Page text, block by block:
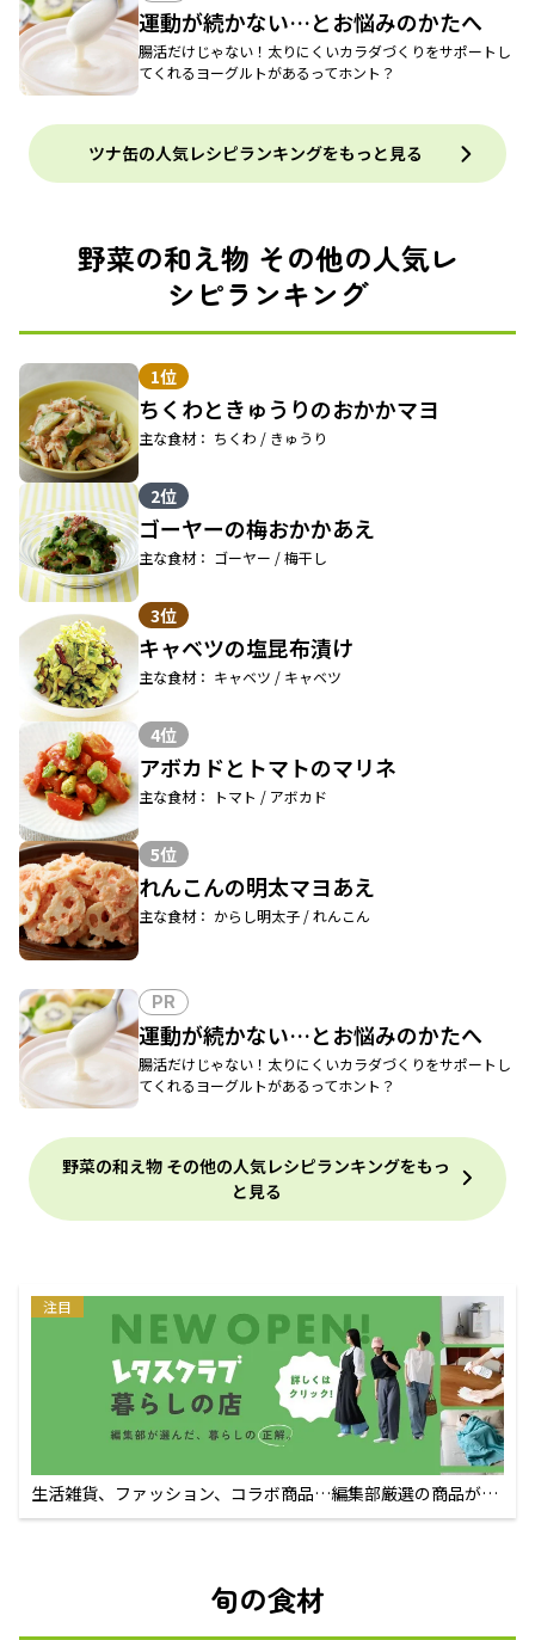
運動が続かない…とお悩みのかたへ
腸活だけじゃない！太りにくいカラダづくりをサポートし
てくれるヨーグルトがあるってホント？
ツナ缶の人気レシピランキングをもっと見る
野菜の和え物 その他の人気レ
シピランキング
1位
ちくわときゅうりのおかかマヨ
主な食材： ちくわ / きゅうり
2位
ゴーヤーの梅おかかあえ
主な食材： ゴーヤー / 梅干し
3位
キャベツの塩昆布漬け
主な食材： キャベツ / キャベツ
4位
アボカドとトマトのマリネ
主な食材： トマト / アボカド
5位
れんこんの明太マヨあえ
主な食材： からし明太子 / れんこん
PR
運動が続かない…とお悩みのかたへ
腸活だけじゃない！太りにくいカラダづくりをサポートし
てくれるヨーグルトがあるってホント？
野菜の和え物 その他の人気レシピランキングをもっ
と見る
注目
生活雑貨、ファッション、コラボ商品…編集部厳選の商品が買
えるECサイト
旬の食材